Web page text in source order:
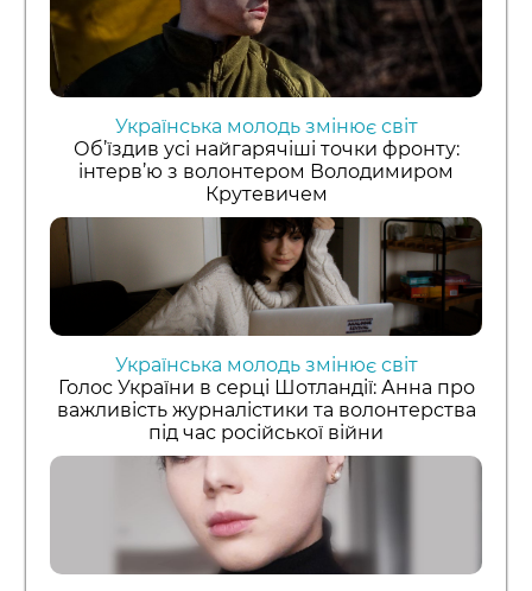
Українська молодь змінює світ
Об’їздив усі найгарячіші точки фронту:
інтерв’ю з волонтером Володимиром
Крутевичем
Українська молодь змінює світ
Голос України в серці Шотландії: Анна про
важливість журналістики та волонтерства
під час російської війни